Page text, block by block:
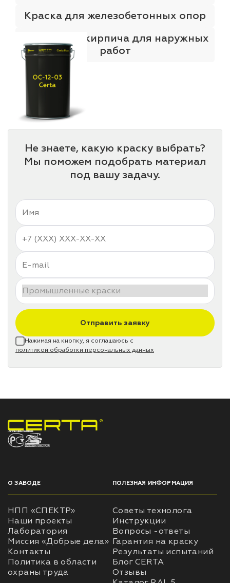
Краска для железобетонных опор
Краска для кирпича для наружных
работ
Не знаете, какую краску выбрать?
Мы поможем подобрать материал
под вашу задачу.
Отправить заявку
Нажимая на кнопку, я соглашаюсь с
политикой обработки персональных данных
НПП «СПЕКТР» ЗАВОД ЛАКОКРАСОЧНЫХ МАТЕРИАЛОВ
О ЗАВОДЕ
НПП «СПЕКТР»
Наши проекты
Лаборатория
Миссия «Добрые дела»
Контакты
Политика в области
ПОЛЕЗНАЯ ИНФОРМАЦИЯ
Советы технолога
Инструкции
Вопросы -ответы
Гарантия на краску
Результаты испытаний
Блог CERTA
Отзывы